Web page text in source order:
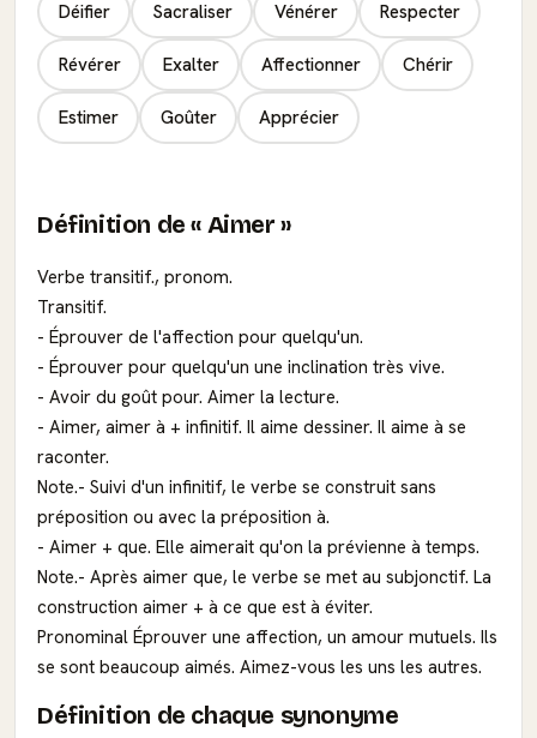
Déifier Sacraliser Vénérer Respecter
Révérer Exalter Affectionner Chérir
Estimer Goûter Apprécier
Définition de « Aimer »
Verbe transitif., pronom.
Transitif.
- Éprouver de l'affection pour quelqu'un.
- Éprouver pour quelqu'un une inclination très vive.
- Avoir du goût pour. Aimer la lecture.
- Aimer, aimer à + infinitif. Il aime dessiner. Il aime à se
raconter.
Note.- Suivi d'un infinitif, le verbe se construit sans
préposition ou avec la préposition à.
- Aimer + que. Elle aimerait qu'on la prévienne à temps.
Note.- Après aimer que, le verbe se met au subjonctif. La
construction aimer + à ce que est à éviter.
Pronominal Éprouver une affection, un amour mutuels. Ils
se sont beaucoup aimés. Aimez-vous les uns les autres.
Définition de chaque synonyme